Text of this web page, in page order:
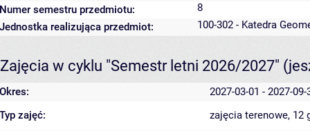
Numer semestru przedmiotu:
8
Jednostka realizująca przedmiot:
100-302 - Katedra
Zajęcia w cyklu "Semestr letni 2026/2027"
Okres:
2027-03-01 - 2027-09-
Typ zajęć:
zajęcia terenowe, 12